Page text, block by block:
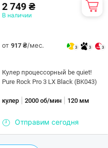
2 749 ₴
В наличии
от 917 ₴/мес. 3 3 3
Кулер процессорный be quiet!
Pure Rock Pro 3 LX Black (BK043)
кулер 2000 об/мин 120 мм
Отправим сегодня